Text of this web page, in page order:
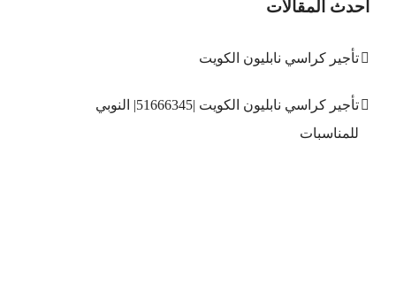
أحدث المقالات
تأجير كراسي نابليون الكويت
تأجير كراسي نابليون الكويت |51666345| النوبي
للمناسبات